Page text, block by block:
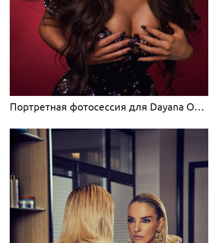
Портретная фотосессия для Dayana Offi (Baby D) в моей студии на ZilArt